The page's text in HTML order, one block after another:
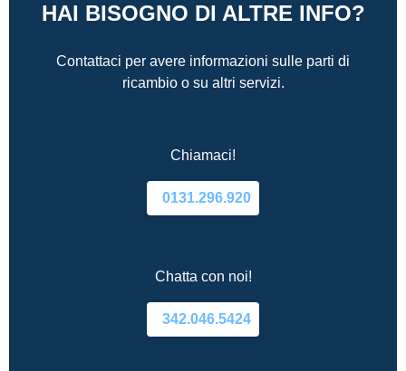
HAI BISOGNO DI ALTRE INFO?
Contattaci per avere informazioni sulle parti di
ricambio o su altri servizi.
Chiamaci!
0131.296.920
Chatta con noi!
342.046.5424